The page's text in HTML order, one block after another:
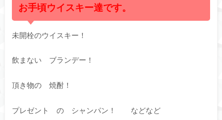
お手頃ウイスキー達です。
未開栓のウイスキー！
飲まない ブランデー！
頂き物の 焼酎！
プレゼント の シャンパン！ などなど